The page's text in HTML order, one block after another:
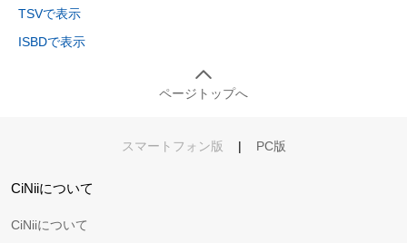
TSVで表示
ISBDで表示
ページトップへ
スマートフォン版 | PC版
CiNiiについて
CiNiiについて